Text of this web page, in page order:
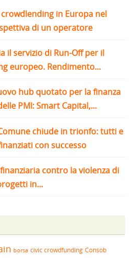
in Europa nel
di un operatore
il servizio di Run-Off per il
europeo. Rendimento...
hub quotato per la finanza
PMI: Smart Capital,...
chiude in trionfo: tutti e
con successo
contro la violenza di
in...
borsa civic crowdfunding Consob